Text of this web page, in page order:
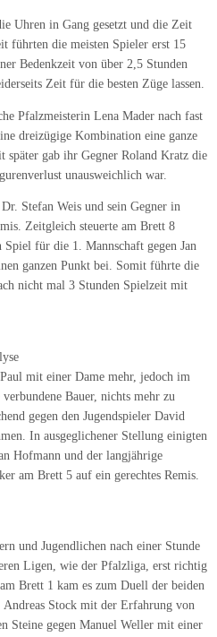
Uhren in Gang gesetzt und die Zeit
führten die meisten Spieler erst 15
Bedenkzeit von über 2,5 Stunden
Zeit für die besten Züge lassen.
Pfalzmeisterin Lena Mader nach fast
dreizügige Kombination eine ganze
später gab ihr Gegner Roland Kratz die
unausweichlich war.
Stefan Weis und sein Gegner in
Zeitgleich steuerte am Brett 8
für die 1. Mannschaft gegen Jan
ganzen Punkt bei. Somit führte die
nicht mal 3 Stunden Spielzeit mit
mit einer Dame mehr, jedoch im
Bauer, nichts mehr zu
gegen den Jugendspieler David
In ausgeglichener Stellung einigten
Hofmann und der langjährige
am Brett 5 auf ein gerechtes Remis.
und Jugendlichen nach einer Stunde
Ligen, wie der Pfalzliga, erst richtig
Brett 1 kam es zum Duell der beiden
Andreas Stock mit der Erfahrung von
Steine gegen Manuel Weller mit einer